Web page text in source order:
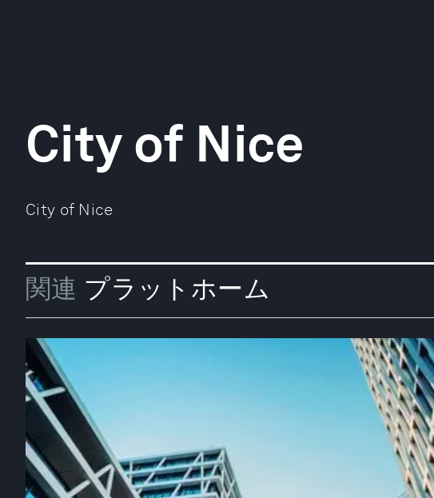
City of Nice
City of Nice
関連 プラットホーム